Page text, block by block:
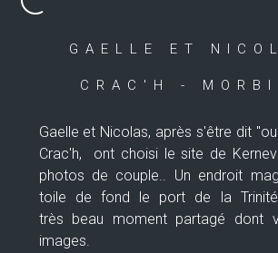
GAELLE ET
CRAC'H -
Gaelle et Nicolas, après s'être dit
Crac'h, ont choisi le site de
photos de couple.. Un endroit
toile de fond le port de la
très beau moment partagé dont
images.